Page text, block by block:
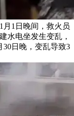
月1日晚间，救火员
水电坐发生变乱，
30日晚，变乱导致3